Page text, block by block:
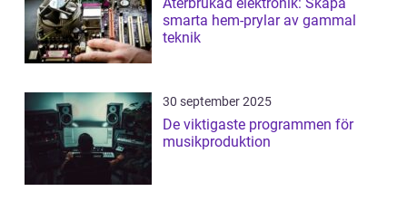
Återbrukad elektronik: Skapa
smarta hem-prylar av gammal
teknik
30 september 2025
De viktigaste programmen för
musikproduktion